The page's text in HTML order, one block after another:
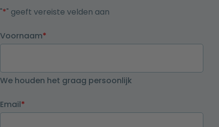
"*" geeft vereiste velden aan
Voornaam*
We houden het graag persoonlijk
Email*